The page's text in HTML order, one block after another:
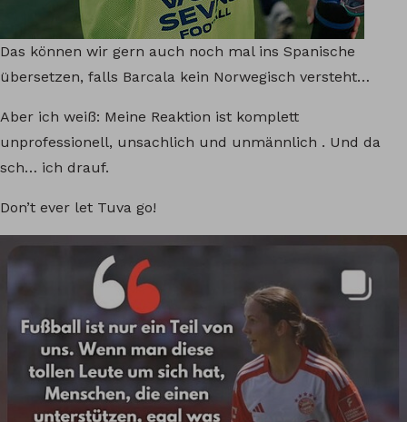
Das können wir gern auch noch mal ins Spanische
übersetzen, falls Barcala kein Norwegisch versteht…
Aber ich weiß: Meine Reaktion ist komplett
unprofessionell, unsachlich und unmännlich . Und da
sch… ich drauf.
Don’t ever let Tuva go!